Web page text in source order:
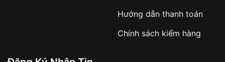
✔️ Đảm bảo xử lý đơn hàng nhanh chóng
✔️ Hạn chế tình trạng hủy đơn không mong
Hướng dẫn thanh toán
Chính sách kiểm hàng